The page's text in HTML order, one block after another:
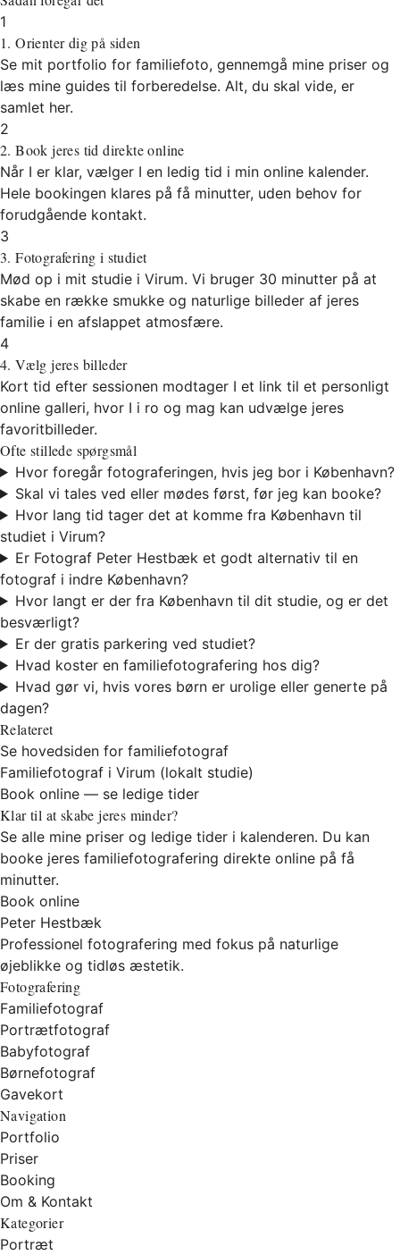
1
1. Orienter dig på siden
Se mit portfolio for familiefoto, gennemgå mine priser og
læs mine guides til forberedelse. Alt, du skal vide, er
samlet her.
2
2. Book jeres tid direkte online
Når I er klar, vælger I en ledig tid i min online kalender.
Hele bookingen klares på få minutter, uden behov for
forudgående kontakt.
3
3. Fotografering i studiet
Mød op i mit studie i Virum. Vi bruger 30 minutter på at
skabe en række smukke og naturlige billeder af jeres
familie i en afslappet atmosfære.
4
4. Vælg jeres billeder
Kort tid efter sessionen modtager I et link til et personligt
online galleri, hvor I i ro og mag kan udvælge jeres
favoritbilleder.
Ofte stillede spørgsmål
Hvor foregår fotograferingen, hvis jeg bor i København?
Skal vi tales ved eller mødes først, før jeg kan booke?
Hvor lang tid tager det at komme fra København til
studiet i Virum?
Er Fotograf Peter Hestbæk et godt alternativ til en
fotograf i indre København?
Hvor langt er der fra København til dit studie, og er det
besværligt?
Er der gratis parkering ved studiet?
Hvad koster en familiefotografering hos dig?
Hvad gør vi, hvis vores børn er urolige eller generte på
dagen?
Relateret
Se hovedsiden for familiefotograf
Familiefotograf i Virum (lokalt studie)
Book online — se ledige tider
Klar til at skabe jeres minder?
Se alle mine priser og ledige tider i kalenderen. Du kan
booke jeres familiefotografering direkte online på få
minutter.
Book online
Peter Hestbæk
Professionel fotografering med fokus på naturlige
øjeblikke og tidløs æstetik.
Fotografering
Familiefotograf
Portrætfotograf
Babyfotograf
Børnefotograf
Gavekort
Navigation
Portfolio
Priser
Booking
Om & Kontakt
Kategorier
Portræt